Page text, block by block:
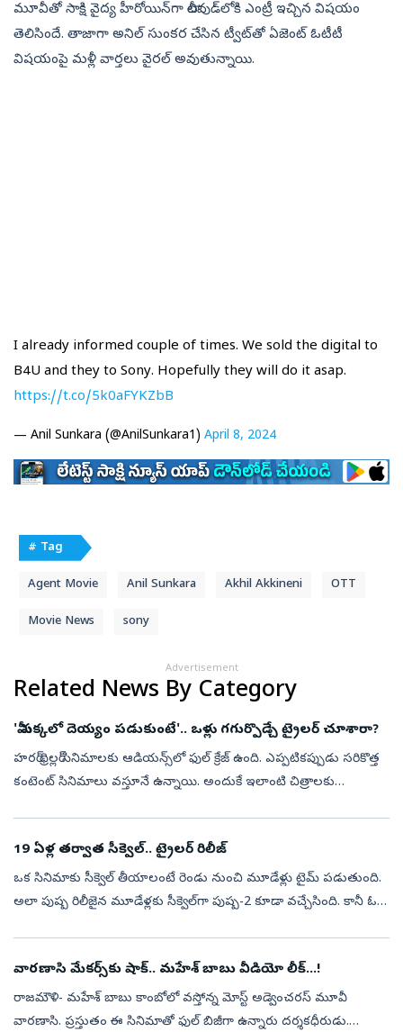
మూవీతో సాక్షి వైద్య హీరోయిన్‌గా టాలీవుడ్‌లోకి ఎంట్రీ ఇచ్చిన విషయం
తెలిసిందే. తాజాగా అనిల్‌ సుంకర చేసిన ట్వీట్‌తో ఏజెంట్ ఓటీటీ
విషయంపై మళ్లీ వార్తలు వైరల్‌ అవుతున్నాయి.
I already informed couple of times. We sold the digital to
B4U and they to Sony. Hopefully they will do it asap.
https://t.co/5k0aFYKZbB
— Anil Sunkara (@AnilSunkara1) April 8, 2024
# Tag
Agent Movie Anil Sunkara Akhil Akkineni OTT
Movie News sony
Advertisement
Related News By Category
'మీ పక్కలో దెయ్యం పడుకుంటే'.. ఒళ్లు గగుర్పొడ్చే ట్రైలర్ చూశారా?
హరర్ థ్రిల్లర్‌ సినిమాలకు ఆడియన్స్‌లో ఫుల్ క్రేజ్ ఉంది. ఎప్పటికప్పుడు సరికొత్త
కంటెంట్‌ సినిమాలు వస్తూనే ఉన్నాయి. అందుకే ఇలాంటి చిత్రాలకు
19 ఏళ్ల తర్వాత సీక్వెల్.. ట్రైలర్ రిలీజ్
ఒక సినిమాకు సీక్వెల్‌ తీయాలంటే రెండు నుంచి మూడేళ్లు టైమ్ పడుతుంది.
అలా పుష్ప రిలీజైన మూడేళ్లకు సీక్వెల్‌గా పుష్ప-2 కూడా వచ్చేసింది. కానీ ఓ
వారణాసి మేకర్స్‌కు షాక్.. మహేశ్ బాబు వీడియో లీక్...!
రాజమౌళి- మహేశ్‌ బాబు కాంబోలో వస్తోన్న మోస్ట్ అడ్వెంచరస్‌ మూవీ
వారణాసి. ప్రస్తుతం ఈ సినిమాతో ఫుల్ బిజీగా ఉన్నారు దర్శకధీరుడు.